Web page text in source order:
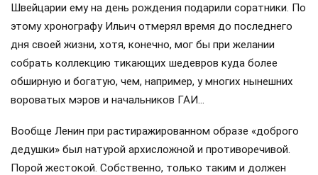
Швейцарии ему на день рождения подарили соратники. По
этому хронографу Ильич отмерял время до последнего
дня своей жизни, хотя, конечно, мог бы при желании
собрать коллекцию тикающих шедевров куда более
обширную и богатую, чем, например, у многих нынешних
вороватых мэров и начальников ГАИ…
Вообще Ленин при растиражированном образе «доброго
дедушки» был натурой архисложной и противоречивой.
Порой жестокой. Собственно, только таким и должен